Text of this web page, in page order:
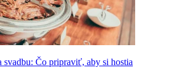
svadbu: Čo pripraviť, aby si hostia